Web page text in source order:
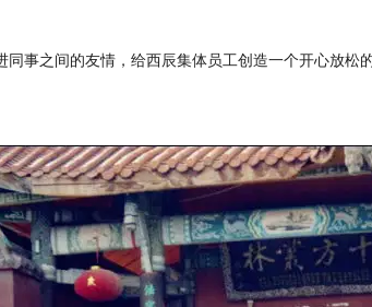
同事之间的友情，给西辰集体员工创造一个开心放松